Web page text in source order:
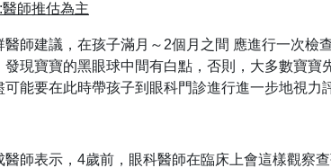
師推估為主
醫師建議，在孩子滿月～2個月之間 應進行一次檢
發現寶寶的黑眼球中間有白點，否則，大多數寶寶
可能要在此時帶孩子到眼科門診進行進一步地視力
醫師表示，4歲前，眼科醫師在臨床上會這樣觀察